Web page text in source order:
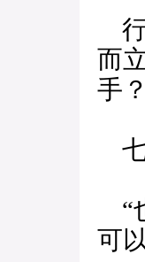
行
而
手
七
“
可